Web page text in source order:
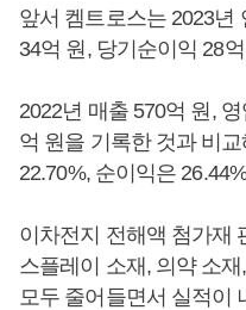
앞서 켐트로스는 2023년
34억 원, 당기순이익 28
2022년 매출 570억 원,
억 원을 기록한 것과 비
22.70%, 순이익은
이차전지 전해액 첨가재
스플레이 소재, 의약 소
모두 줄어들면서 실적이